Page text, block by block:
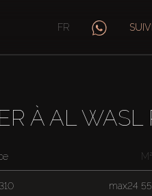
FR
À AL WASL
M²
max